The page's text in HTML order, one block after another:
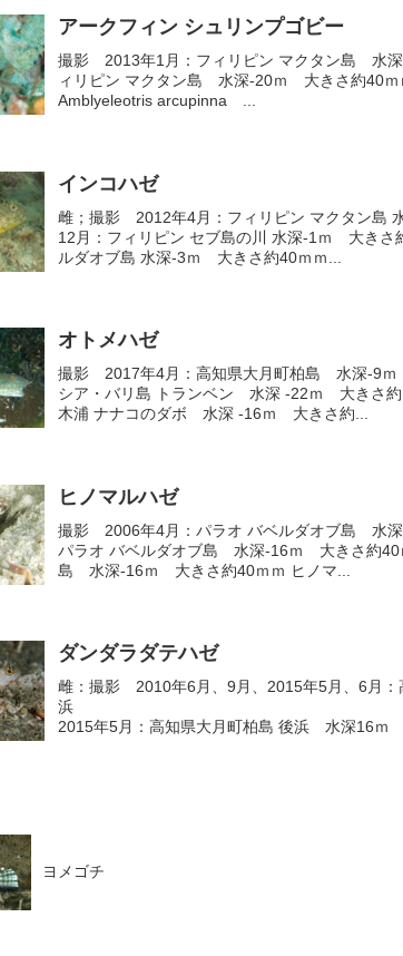
アークフィン シュリンプゴビー
撮影 2013年1月：フィリピン マクタン島 水
ィリピン マクタン島 水深-20ｍ 大きさ約40
Amblyeleotris arcupinna ...
インコハゼ
雌；撮影 2012年4月：フィリピン マクタン
12月：フィリピン セブ島の川 水深-1ｍ 大き
ルダオブ島 水深-3ｍ 大きさ約40ｍｍ...
オトメハゼ
撮影 2017年4月：高知県大月町柏島 水深-9
シア・バリ島 トランベン 水深 -22ｍ 大きさ
木浦 ナナコのダボ 水深 -16ｍ 大きさ約...
ヒノマルハゼ
撮影 2006年4月：パラオ バベルダオブ島 水
パラオ バベルダオブ島 水深-16ｍ 大きさ約
島 水深-16ｍ 大きさ約40ｍｍ ヒノマ...
ダンダラダテハゼ
雌：撮影 2010年6月、9月、2015年5月、6月：
浜 大きさ約60ｍｍ
2015年5月：高知県大月町柏島 後浜 水深16
ヨメゴチ